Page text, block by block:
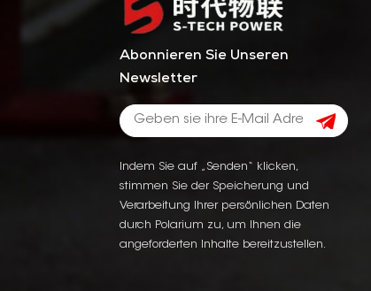
Abonnieren Sie Unseren
Newsletter
Indem Sie auf „Senden“ klicken,
stimmen Sie der Speicherung und
Verarbeitung Ihrer persönlichen Daten
durch Polarium zu, um Ihnen die
angeforderten Inhalte bereitzustellen.